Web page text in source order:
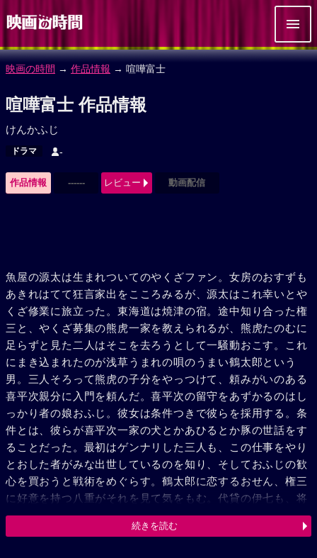
映画の時間 → 作品情報 → 喧嘩富士
喧嘩富士 作品情報
けんかふじ
ドラマ -
作品情報 ------ レビュー 動画配信
魚屋の源太は生まれついてのやくざファン。女房のおすずも
あきれはてて狂言家出をこころみるが、源太はこれ幸いとや
くざ修業に旅立った。東海道は焼津の宿。途中知り合った権
三と、やくざ募集の熊虎一家を教えられるが、熊虎たのむに
足らずと見た二人はそこを去ろうとして一騒動おこす。これ
にまき込まれたのが浅草うまれの唄のうまい鶴太郎という
男。三人そろって熊虎の子分をやっつけて、頼みがいのある
喜平次親分に入門を頼んだ。喜平次の留守をあずかるのはし
っかり者の娘おふじ。彼女は条件つきで彼らを採用する。条
件とは、彼らが喜平次一家の犬とかあひるとか豚の世話をす
ることだった。最初はゲンナリした三人も、この仕事をやり
とおした者がみな出世しているのを知り、そしておふじの歓
心を買おうと戦術をめぐらす。鶴太郎に恋するおせん、権三
に好意を持つ八重がそれを見て気をもむ。代貸の伊七も、将
来おふじと一緒になり、喜平次一家の跡目をつごうと思って
いるのでおだやかでない。おふじが喜平次の代参で金比羅へ
続きを読む